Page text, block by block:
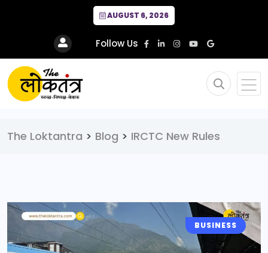
AUGUST 6, 2026
Follow Us
The Loktantra > Blog > IRCTC New Rules
BUSINESS